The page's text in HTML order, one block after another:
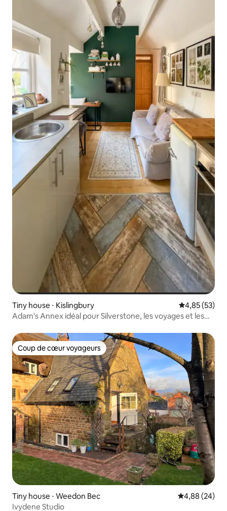
Tiny house ⋅ Kislingbury Évaluation
4,85 (53)
Adam's Annex idéal pour Silverstone, les voyages et les
Coup de cœur voyageurs
Coup de cœur voyageurs
Tiny house ⋅ Weedon Bec Évaluation
4,88 (24)
Ivydene Studio